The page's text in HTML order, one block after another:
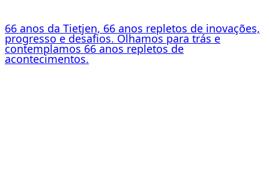
66 anos da Tietjen, 66 anos repletos de inovações,
progresso e desafios. Olhamos para trás e
contemplamos 66 anos repletos de
acontecimentos.